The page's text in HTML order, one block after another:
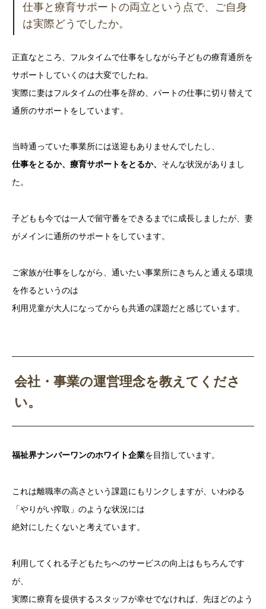
仕事と療育サポートの両立という点で、ご自身
は実際どうでしたか。
正直なところ、フルタイムで仕事をしながら子どもの療育通所を
サポートしていくのは大変でしたね。
実際に妻はフルタイムの仕事を辞め、パートの仕事に切り替えて
通所のサポートをしています。
当時通っていた事業所には送迎もありませんでしたし、
仕事をとるか、療育サポートをとるか、 そんな状況がありまし
た。
子どもも今では一人で留守番をできるまでに成長しましたが、妻
がメインに通所のサポートをしています。
ご家族が仕事をしながら、通いたい事業所にきちんと通える環境
を作るというのは
利用児童が大人になってからも共通の課題だと感じています。
会社・事業の運営理念を教えてくださ
い。
福祉界ナンバーワンのホワイト企業を目指しています。
これは離職率の高さという課題にもリンクしますが、いわゆる
「やりがい搾取」のような状況には
絶対にしたくないと考えています。
利用してくれる子どもたちへのサービスの向上はもちろんです
が、
実際に療育を提供するスタッフが幸せでなければ、先ほどのよう